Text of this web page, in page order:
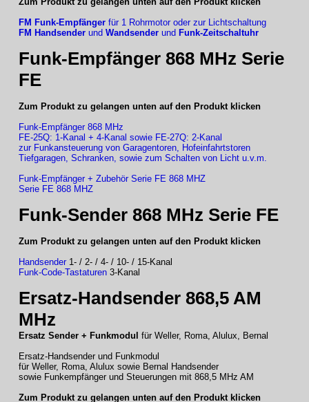
FM Funk-Empfänger für 1 Rohrmotor oder zur Lichtschaltung
FM Handsender und Wandsender und Funk-Zeitschaltuhr
Funk-Empfänger 868 MHz Serie
FE
Zum Produkt zu gelangen unten auf den Produkt klicken
Funk-Empfänger 868 MHz
FE-25Q: 1-Kanal + 4-Kanal sowie FE-27Q: 2-Kanal
zur Funkansteuerung von Garagentoren, Hofeinfahrtstoren
Tiefgaragen, Schranken, sowie zum Schalten von Licht u.v.m.
Funk-Empfänger + Zubehör Serie FE 868 MHZ
Serie FE 868 MHZ
Funk-Sender 868 MHz Serie FE
Zum Produkt zu gelangen unten auf den Produkt klicken
Handsender 1- / 2- / 4- / 10- / 15-Kanal
Funk-Code-Tastaturen 3-Kanal
Ersatz-Handsender 868,5 AM
MHz
Ersatz Sender + Funkmodul für Weller, Roma, Alulux, Bernal
Ersatz-Handsender und Funkmodul
für Weller, Roma, Alulux sowie Bernal Handsender
sowie Funkempfänger und Steuerungen mit 868,5 MHz AM
Zum Produkt zu gelangen unten auf den Produkt klicken